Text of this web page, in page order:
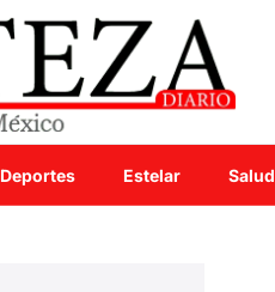
Deportes Estelar Salud